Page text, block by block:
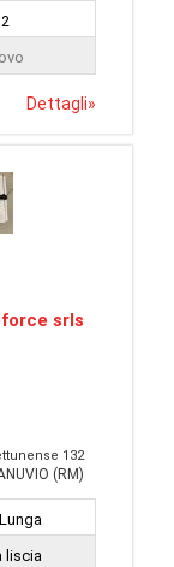
Dettagli»
srls
132
(RM)
liscia